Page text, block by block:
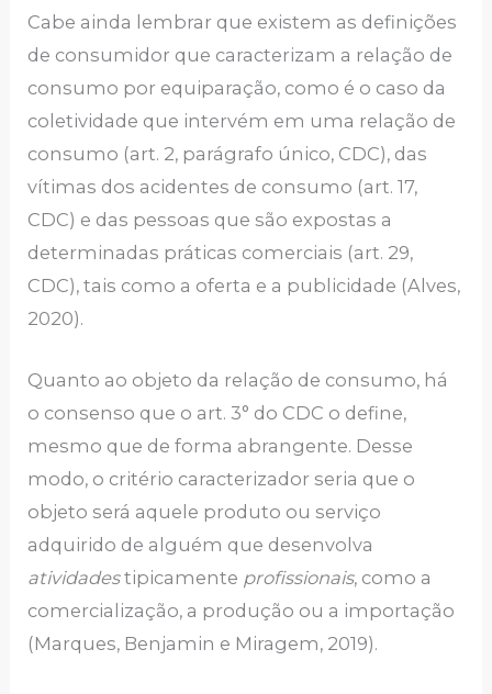
Cabe ainda lembrar que existem as definições
de consumidor que caracterizam a relação de
consumo por equiparação, como é o caso da
coletividade que intervém em uma relação de
consumo (art. 2, parágrafo único, CDC), das
vítimas dos acidentes de consumo (art. 17,
CDC) e das pessoas que são expostas a
determinadas práticas comerciais (art. 29,
CDC), tais como a oferta e a publicidade (Alves,
2020).
Quanto ao objeto da relação de consumo, há
o consenso que o art. 3° do CDC o define,
mesmo que de forma abrangente. Desse
modo, o critério caracterizador seria que o
objeto será aquele produto ou serviço
adquirido de alguém que desenvolva
atividadestipicamente profissionais, como a
comercialização, a produção ou a importação
(Marques, Benjamin e Miragem, 2019).